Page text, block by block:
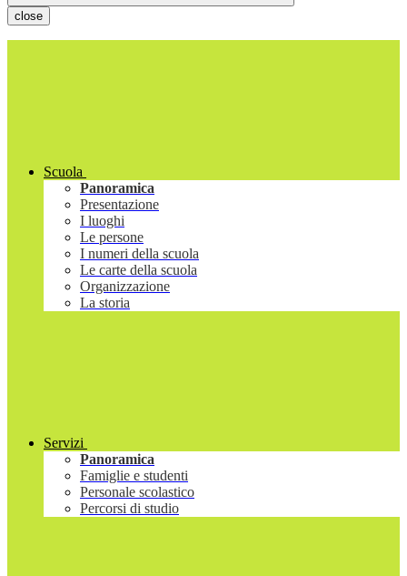
close
Scuola
Panoramica
Presentazione
I luoghi
Le persone
I numeri della scuola
Le carte della scuola
Organizzazione
La storia
Servizi
Panoramica
Famiglie e studenti
Personale scolastico
Percorsi di studio